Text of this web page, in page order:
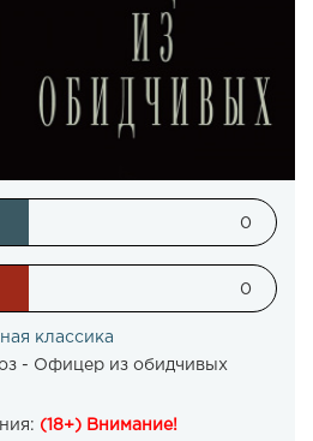
0
0
классика
- Офицер из обидчивых
(18+) Внимание!